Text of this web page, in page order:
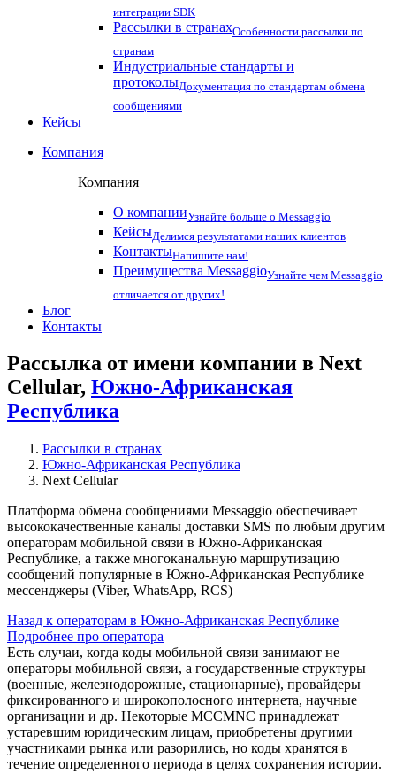
интеграции SDK
Рассылки в странахОсобенности рассылки по
странам
Индустриальные стандарты и
протоколыДокументация по стандартам обмена
сообщениями
Кейсы
Компания
Компания
О компанииУзнайте больше о Messaggio
КейсыДелимся результатами наших клиентов
КонтактыНапишите нам!
Преимущества MessaggioУзнайте чем Messaggio
отличается от других!
Блог
Контакты
Рассылка от имени компании в Next
Cellular, Южно-Африканская
Республика
Рассылки в странах
Южно-Африканская Республика
Next Cellular
Платформа обмена сообщениями Messaggio обеспечивает
высококачественные каналы доставки SMS по любым другим
операторам мобильной связи в Южно-Африканская
Республике, а также многоканальную маршрутизацию
сообщений популярные в Южно-Африканская Республике
мессенджеры (Viber, WhatsApp, RCS)
Назад к операторам в Южно-Африканская Республике
Подробнее про оператора
Есть случаи, когда коды мобильной связи занимают не
операторы мобильной связи, а государственные структуры
(военные, железнодорожные, стационарные), провайдеры
фиксированного и широкополосного интернета, научные
организации и др. Некоторые MCCMNC принадлежат
устаревшим юридическим лицам, приобретены другими
участниками рынка или разорились, но коды хранятся в
течение определенного периода в целях сохранения истории.